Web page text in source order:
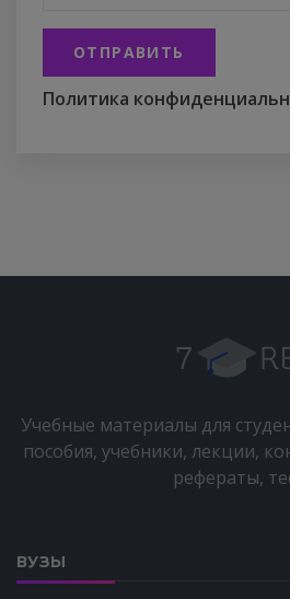
ОТПРАВИТЬ
Политика
Учебные материалы для
пособия, учебники, лекции,
рефераты,
ВУЗЫ